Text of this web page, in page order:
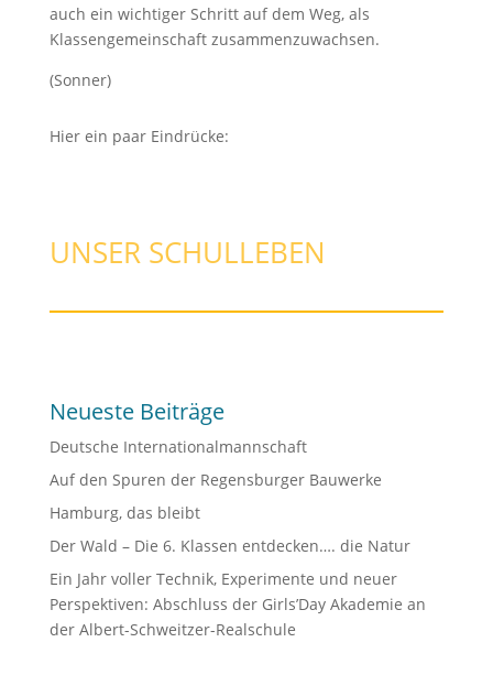
auch ein wichtiger Schritt auf dem Weg, als
Klassengemeinschaft zusammenzuwachsen.
(Sonner)
Hier ein paar Eindrücke:
UNSER SCHULLEBEN
Neueste Beiträge
Deutsche Internationalmannschaft
Auf den Spuren der Regensburger Bauwerke
Hamburg, das bleibt
Der Wald – Die 6. Klassen entdecken…. die Natur
Ein Jahr voller Technik, Experimente und neuer
Perspektiven: Abschluss der Girls’Day Akademie an
der Albert-Schweitzer-Realschule